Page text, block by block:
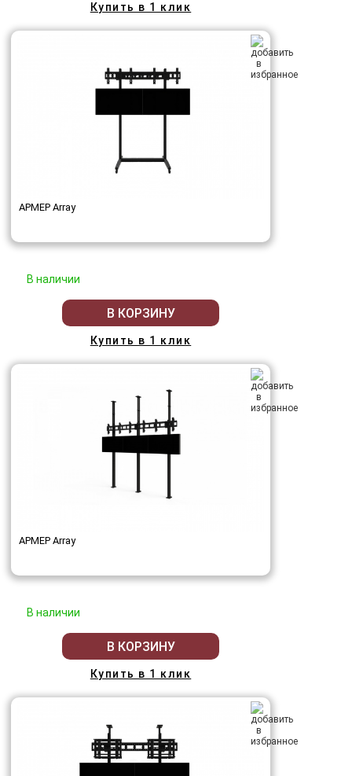
Купить в 1 клик
АРМЕР Array
В наличии
В КОРЗИНУ
Купить в 1 клик
АРМЕР Array
В наличии
В КОРЗИНУ
Купить в 1 клик